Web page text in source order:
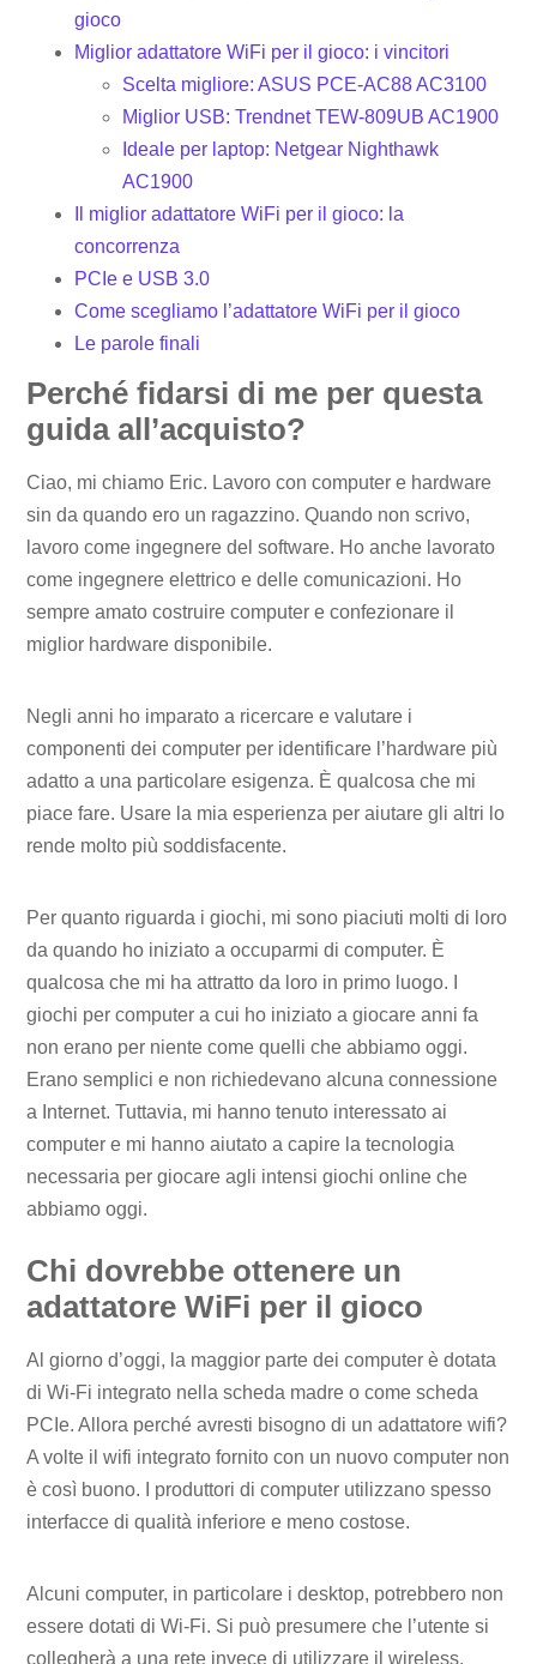
gioco
Miglior adattatore WiFi per il gioco: i vincitori
Scelta migliore: ASUS PCE-AC88 AC3100
Miglior USB: Trendnet TEW-809UB AC1900
Ideale per laptop: Netgear Nighthawk
AC1900
Il miglior adattatore WiFi per il gioco: la
concorrenza
PCIe e USB 3.0
Come scegliamo l’adattatore WiFi per il gioco
Le parole finali
Perché fidarsi di me per questa
guida all’acquisto?
Ciao, mi chiamo Eric. Lavoro con computer e hardware
sin da quando ero un ragazzino. Quando non scrivo,
lavoro come ingegnere del software. Ho anche lavorato
come ingegnere elettrico e delle comunicazioni. Ho
sempre amato costruire computer e confezionare il
miglior hardware disponibile.
Negli anni ho imparato a ricercare e valutare i
componenti dei computer per identificare l’hardware più
adatto a una particolare esigenza. È qualcosa che mi
piace fare. Usare la mia esperienza per aiutare gli altri lo
rende molto più soddisfacente.
Per quanto riguarda i giochi, mi sono piaciuti molti di loro
da quando ho iniziato a occuparmi di computer. È
qualcosa che mi ha attratto da loro in primo luogo. I
giochi per computer a cui ho iniziato a giocare anni fa
non erano per niente come quelli che abbiamo oggi.
Erano semplici e non richiedevano alcuna connessione
a Internet. Tuttavia, mi hanno tenuto interessato ai
computer e mi hanno aiutato a capire la tecnologia
necessaria per giocare agli intensi giochi online che
abbiamo oggi.
Chi dovrebbe ottenere un
adattatore WiFi per il gioco
Al giorno d’oggi, la maggior parte dei computer è dotata
di Wi-Fi integrato nella scheda madre o come scheda
PCIe. Allora perché avresti bisogno di un adattatore wifi?
A volte il wifi integrato fornito con un nuovo computer non
è così buono. I produttori di computer utilizzano spesso
interfacce di qualità inferiore e meno costose.
Alcuni computer, in particolare i desktop, potrebbero non
essere dotati di Wi-Fi. Si può presumere che l’utente si
collegherà a una rete invece di utilizzare il wireless.